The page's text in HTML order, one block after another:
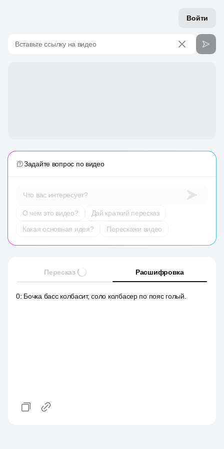
Войти
Вставьте ссылку на видео
Задайте вопрос по видео
Что вас интересует?
О чем это видео?
Дай краткий пересказ
Какая основная идея?
Перескажи видео
Пересказ Расшифровка
0: Бочка басс колбасит, соло колбасер по пояс голый.